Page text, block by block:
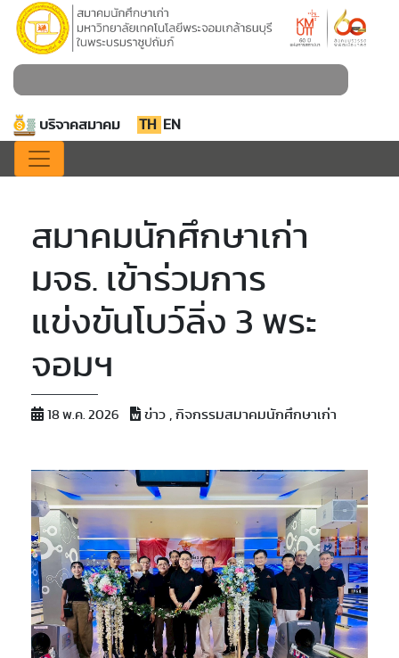
บริจาคสมาคม TH EN
สมาคมนักศึกษาเก่า
มจธ. เข้าร่วมการ
แข่งขันโบว์ลิ่ง 3 พระ
จอมฯ
18 พ.ค. 2026 ข่าว , กิจกรรมสมาคมนักศึกษาเก่า